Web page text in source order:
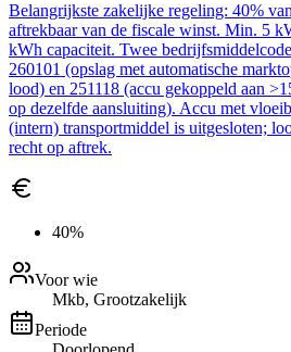
Belangrijkste zakelijke regeling: 40%
aftrekbaar van de fiscale winst. Min. 5
kWh capaciteit. Twee
260101 (opslag met automatische
lood) en 251118 (accu gekoppeld aan
op dezelfde aansluiting). Accu met
(intern) transportmiddel is uitgesloten;
recht op aftrek.
40%
Voor wie
Mkb, Grootzakelijk
Periode